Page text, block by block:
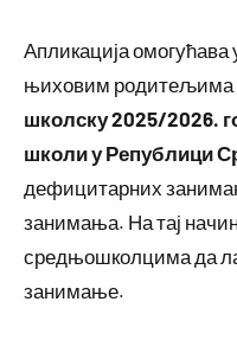
Апликација
њиховим родитељима
школску 2025/2026.
школи у Републици
дефицитарних
занимања. На тај
средњошколцима да
занимање.